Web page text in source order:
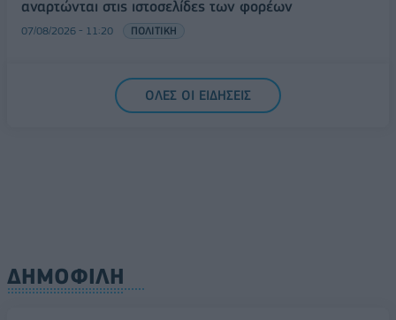
αναρτώνται στις ιστοσελίδες των φορέων
07/08/2026 - 11:20 ΠΟΛΙΤΙΚΗ
ΟΛΕΣ ΟΙ ΕΙΔΗΣΕΙΣ
ΔΗΜΟΦΙΛΗ